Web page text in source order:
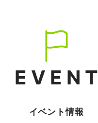
EVENT
イベント情報